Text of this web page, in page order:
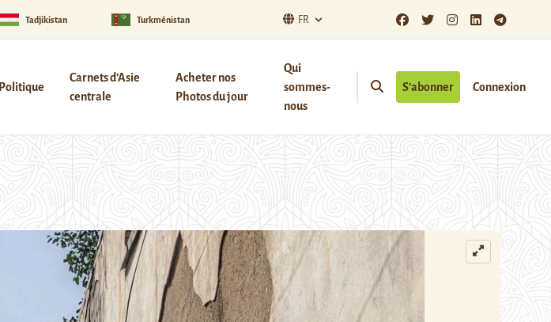
Tadjikistan Turkménistan FR
Politique
Carnets d’Asie
centrale
Acheter nos
Photos du jour
Qui
sommes-
nous
S’abonner Connexion